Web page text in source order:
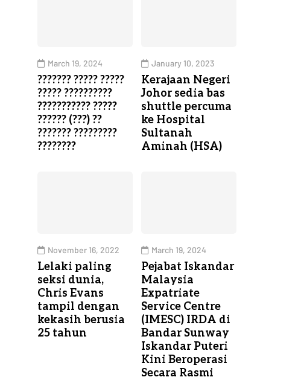
March 19, 2024
??????? ????? ?????
????? ??????????
??????????? ?????
?????? (???) ??
??????? ?????????
????????
January 10, 2023
Kerajaan Negeri
Johor sedia bas
shuttle percuma
ke Hospital
Sultanah
Aminah (HSA)
November 16, 2022
Lelaki paling
seksi dunia,
Chris Evans
tampil dengan
kekasih berusia
25 tahun
March 19, 2024
Pejabat Iskandar
Malaysia
Expatriate
Service Centre
(IMESC) IRDA di
Bandar Sunway
Iskandar Puteri
Kini Beroperasi
Secara Rasmi